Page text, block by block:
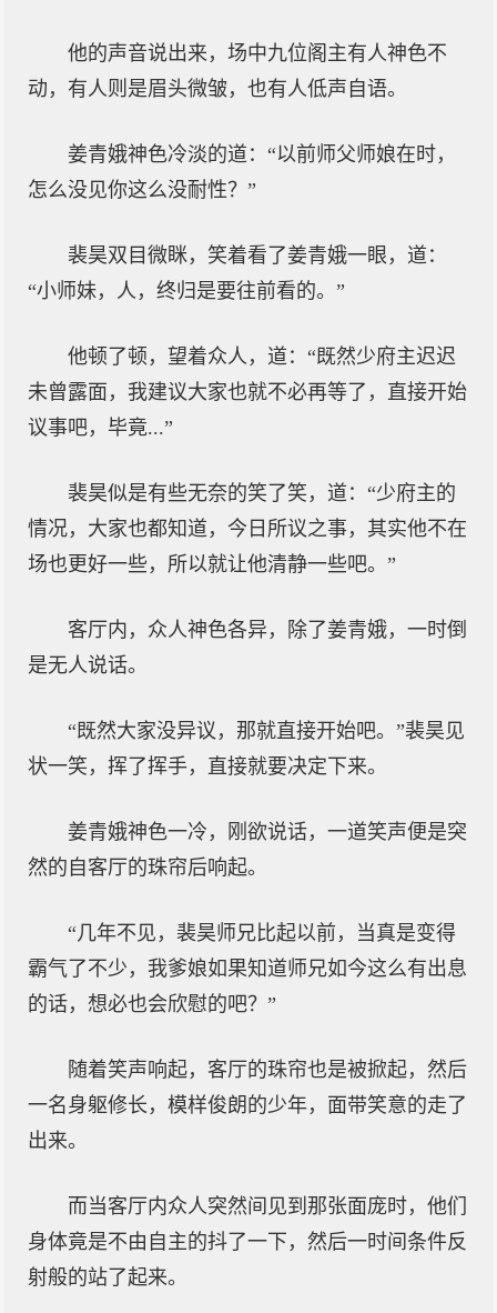
他的声音说出来，场中九位阁主有人神色不
动，有人则是眉头微皱，也有人低声自语。
姜青娥神色冷淡的道：“以前师父师娘在时，
怎么没见你这么没耐性？”
裴昊双目微眯，笑着看了姜青娥一眼，道：
“小师妹，人，终归是要往前看的。”
他顿了顿，望着众人，道：“既然少府主迟迟
未曾露面，我建议大家也就不必再等了，直接开始
议事吧，毕竟...”
裴昊似是有些无奈的笑了笑，道：“少府主的
情况，大家也都知道，今日所议之事，其实他不在
场也更好一些，所以就让他清静一些吧。”
客厅内，众人神色各异，除了姜青娥，一时倒
是无人说话。
“既然大家没异议，那就直接开始吧。”裴昊见
状一笑，挥了挥手，直接就要决定下来。
姜青娥神色一冷，刚欲说话，一道笑声便是突
然的自客厅的珠帘后响起。
“几年不见，裴昊师兄比起以前，当真是变得
霸气了不少，我爹娘如果知道师兄如今这么有出息
的话，想必也会欣慰的吧？”
随着笑声响起，客厅的珠帘也是被掀起，然后
一名身躯修长，模样俊朗的少年，面带笑意的走了
出来。
而当客厅内众人突然间见到那张面庞时，他们
身体竟是不由自主的抖了一下，然后一时间条件反
射般的站了起来。